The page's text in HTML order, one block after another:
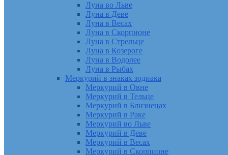
Луна во Льве
Луна в Деве
Луна в Весах
Луна в Скорпионе
Луна в Стрельце
Луна в Козероге
Луна в Водолее
Луна в Рыбах
Меркурий в знаках зодиака
Меркурий в Овне
Меркурий в Тельце
Меркурий в Близнецах
Меркурий в Раке
Меркурий во Льве
Меркурий в Деве
Меркурий в Весах
Меркурий в Скорпионе